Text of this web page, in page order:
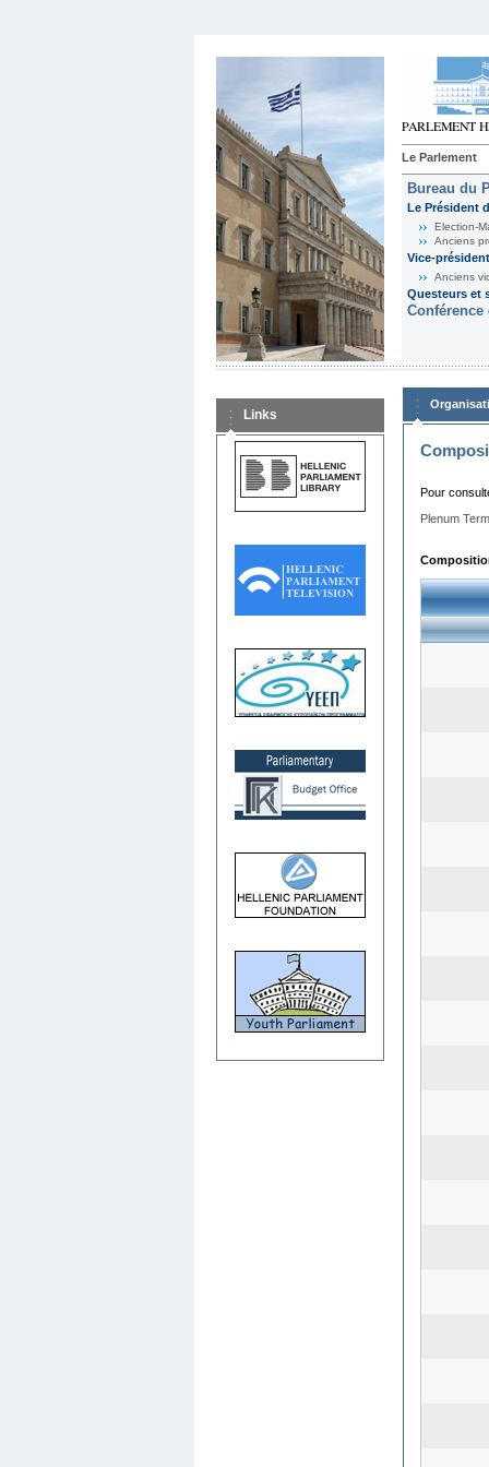
Le Parlement
Bureau du
Le Président
Election-
Anciens
Vice-
Anciens
Questeurs et
Links
Pour
Plenum